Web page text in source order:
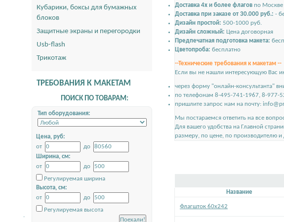
.
Кубарики, боксы для бумажных
блоков
Защитные экраны и перегородки
Usb-flash
Трикотаж
ТРЕБОВАНИЯ К МАКЕТАМ
ПОИСК ПО ТОВАРАМ:
Тип оборудования:
Цена, руб:
от
до
Ширина, см:
от
до
Регулируемая ширина
Высота, см:
от
до
Регулируемая высота
Доставка 4х и более флагов по
Доставка при заказе от 30.000 руб.: -
Дизайн простой: 500-1000 руб.
Дизайн сложный: Цена договорная
Предпечатная подготовка макета:
Цветопроба: бесплатно
--Технические требования к макетам --
Если вы не нашли интересующую Вас
через форму "онлайн-консультанта"
по телефонам 8-495-741-1967, 8-977-
пришлите запрос нам на почту:
Мы постараемся ответить на все
Для вашего удобства на Главной
размеру, по цене, по производителю и
Название
Флагшток 60х242